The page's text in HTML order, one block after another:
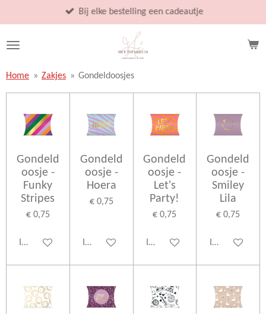
direct
naar
hoofdinhoud
Bij elke bestelling een cadeautje
Home » Zakjes » Gondeldoosjes
Gondeld
oosje -
Funky
Stripes
€ 0,75
In winkelwagen
Gondeld
oosje -
Hoera
€ 0,75
In winkelwagen
Gondeld
oosje -
Let's
Party!
€ 0,75
In winkelwagen
Gondeld
oosje -
Smiley
Lila
€ 0,75
In